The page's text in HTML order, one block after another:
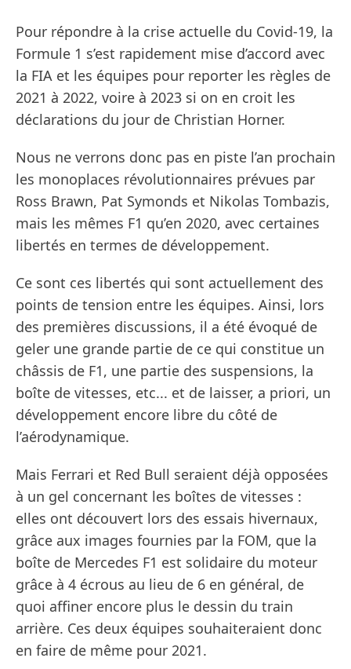
Pour répondre à la crise actuelle du Covid-19, la
Formule 1 s’est rapidement mise d’accord avec
la FIA et les équipes pour reporter les règles de
2021 à 2022, voire à 2023 si on en croit les
déclarations du jour de Christian Horner.
Nous ne verrons donc pas en piste l’an prochain
les monoplaces révolutionnaires prévues par
Ross Brawn, Pat Symonds et Nikolas Tombazis,
mais les mêmes F1 qu’en 2020, avec certaines
libertés en termes de développement.
Ce sont ces libertés qui sont actuellement des
points de tension entre les équipes. Ainsi, lors
des premières discussions, il a été évoqué de
geler une grande partie de ce qui constitue un
châssis de F1, une partie des suspensions, la
boîte de vitesses, etc... et de laisser, a priori, un
développement encore libre du côté de
l’aérodynamique.
Mais Ferrari et Red Bull seraient déjà opposées
à un gel concernant les boîtes de vitesses :
elles ont découvert lors des essais hivernaux,
grâce aux images fournies par la FOM, que la
boîte de Mercedes F1 est solidaire du moteur
grâce à 4 écrous au lieu de 6 en général, de
quoi affiner encore plus le dessin du train
arrière. Ces deux équipes souhaiteraient donc
en faire de même pour 2021.